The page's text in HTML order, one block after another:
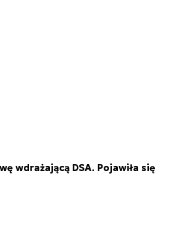
wdrażającą DSA. Pojawiła się